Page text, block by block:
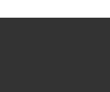
글로벌 확장 가속